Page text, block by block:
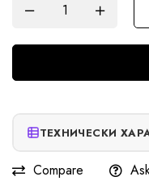
ТЕХНИЧЕСКИ
Compare